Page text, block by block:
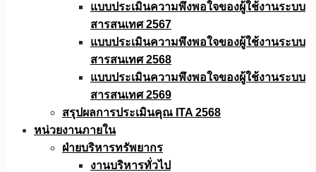
แบบประเมินความพึงพอใจของผู้ใช้งานระบบ
สารสนเทศ 2567
แบบประเมินความพึงพอใจของผู้ใช้งานระบบ
สารสนเทศ 2568
แบบประเมินความพึงพอใจของผู้ใช้งานระบบ
สารสนเทศ 2569
สรุปผลการประเมินคุณ ITA 2568
หน่วยงานภายใน
ฝ่ายบริหารทรัพยากร
งานบริหารทั่วไป